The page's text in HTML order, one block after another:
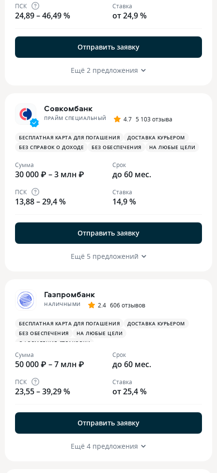
ПСК
24,89 – 46,49 %
Ставка
от 24,9 %
Отправить заявку
Ещё 2 предложения
Совкомбанк
ПРАЙМ СПЕЦИАЛЬНЫЙ 4.7 5 103 отзыва
БЕСПЛАТНАЯ КАРТА ДЛЯ ПОГАШЕНИЯ
ДОСТАВКА КУРЬЕРОМ
БЕЗ СПРАВОК О ДОХОДЕ
БЕЗ ОБЕСПЕЧЕНИЯ НА ЛЮБЫЕ ЦЕЛИ
Сумма
30 000 ₽ – 3 млн ₽
Срок
до 60 мес.
ПСК
13,88 – 29,4 %
Ставка
14,9 %
Отправить заявку
Ещё 5 предложений
Газпромбанк
НАЛИЧНЫМИ 2.4 606 отзывов
БЕСПЛАТНАЯ КАРТА ДЛЯ ПОГАШЕНИЯ
ДОСТАВКА КУРЬЕРОМ
БЕЗ ОБЕСПЕЧЕНИЯ
НА ЛЮБЫЕ ЦЕЛИ
ОФОРМЛЕНИЕ СТРАХОВКИ
Сумма
50 000 ₽ – 7 млн ₽
Срок
до 60 мес.
ПСК
23,55 – 39,29 %
Ставка
от 25,4 %
Отправить заявку
Ещё 4 предложения